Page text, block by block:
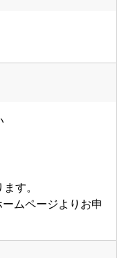
す。
ムページよりお申